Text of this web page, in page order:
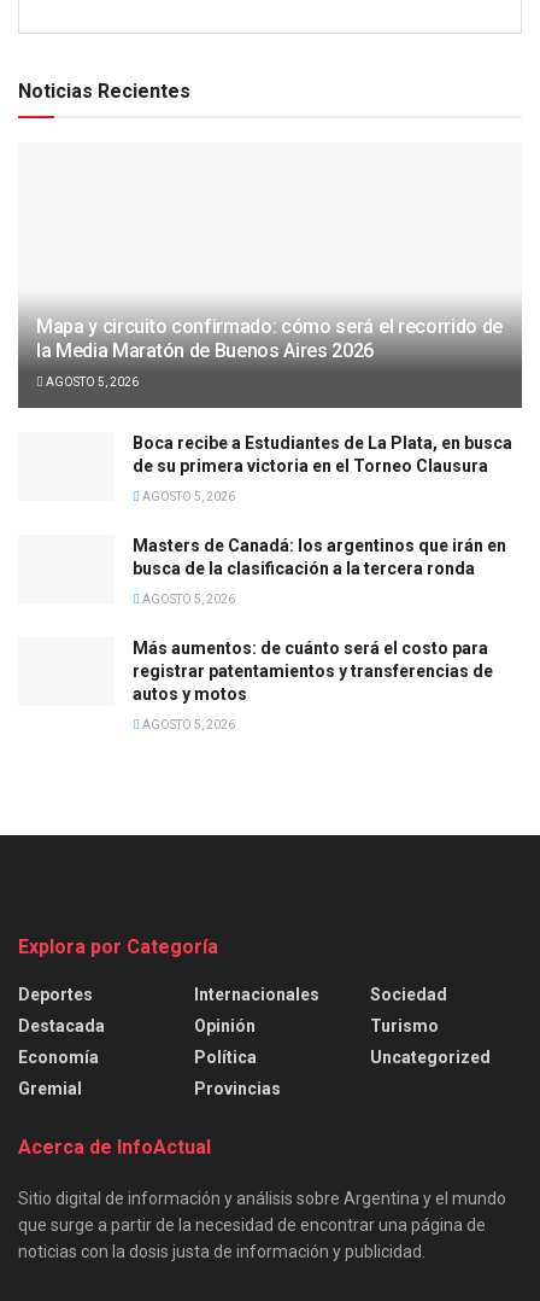
Noticias Recientes
Mapa y circuito confirmado: cómo será el recorrido de
la Media Maratón de Buenos Aires 2026
AGOSTO 5, 2026
Boca recibe a Estudiantes de La Plata, en busca
de su primera victoria en el Torneo Clausura
AGOSTO 5, 2026
Masters de Canadá: los argentinos que irán en
busca de la clasificación a la tercera ronda
AGOSTO 5, 2026
Más aumentos: de cuánto será el costo para
registrar patentamientos y transferencias de
autos y motos
AGOSTO 5, 2026
Explora por Categoría
Deportes
Destacada
Economía
Gremial
Internacionales
Opinión
Política
Provincias
Sociedad
Turismo
Uncategorized
Acerca de InfoActual
Sitio digital de información y análisis sobre Argentina y el mundo
que surge a partir de la necesidad de encontrar una página de
noticias con la dosis justa de información y publicidad.